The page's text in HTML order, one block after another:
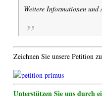
Weitere Informationen und
Zeichnen Sie unsere Petition
Unterstützen Sie uns durch